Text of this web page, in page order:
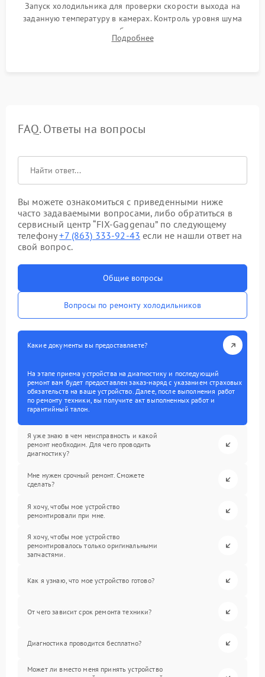
Запуск холодильника для проверки скорости выхода на
заданную температуру в камерах. Контроль уровня шума
компрессора, отсутствия обмерзания стенок и корректного
срабатывания системы автоматической оттайки.
Подробнее
FAQ. Ответы на вопросы
Вы можете ознакомиться с приведенными ниже
часто задаваемыми вопросами, либо обратиться в
сервисный центр “FIX-Gaggenau” по следующему
телефону+7 (863) 333-92-43 если не нашли ответ на
свой вопрос.
Общие вопросы
Вопросы по ремонту холодильников
Какие документы вы предоставляете?
На этапе приема устройства на диагностику и последующий
ремонт вам будет предоставлен заказ-наряд с указанием страховых
обязательств на ваше устройство. Далее, после выполнения работ
по ремонту техники, вы получите акт выполненных работ и
гарантийный талон.
Я уже знаю в чем неисправность и какой
ремонт необходим. Для чего проводить
диагностику?
Мне нужен срочный ремонт. Сможете
сделать?
Я хочу, чтобы мое устройство
ремонтировали при мне.
Я хочу, чтобы мое устройство
ремонтировалось только оригинальными
запчастями.
Как я узнаю, что мое устройство готово?
От чего зависит срок ремонта техники?
Диагностика проводится бесплатно?
Может ли вместо меня принять устройство